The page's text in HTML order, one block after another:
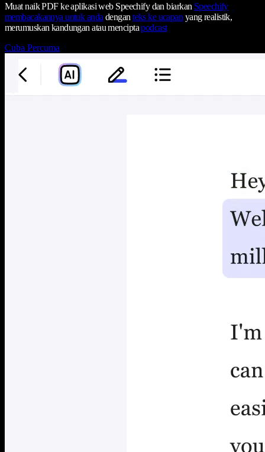
Muat naik PDF ke aplikasi web Speechify dan biarkan Speechify
membacakannya untuk anda denganteks ke ucapan yang realistik,
merumuskan kandungan atau menciptapodcast
Cuba Percuma